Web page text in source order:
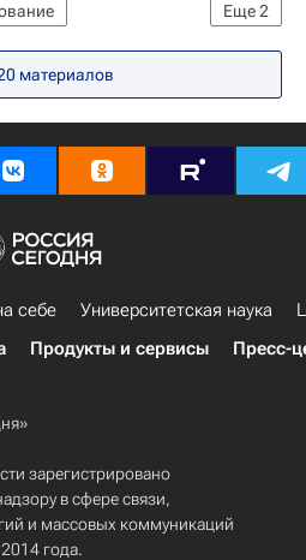
Еще2
материалов
себе Университетская наука
Продукты и сервисы Пресс-
зарегистрировано
в сфере связи,
и массовых коммуникаций
года.